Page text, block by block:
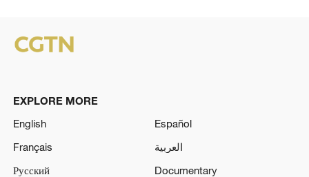
EXPLORE MORE
English
Español
Français
العربية
Русский
Documentary